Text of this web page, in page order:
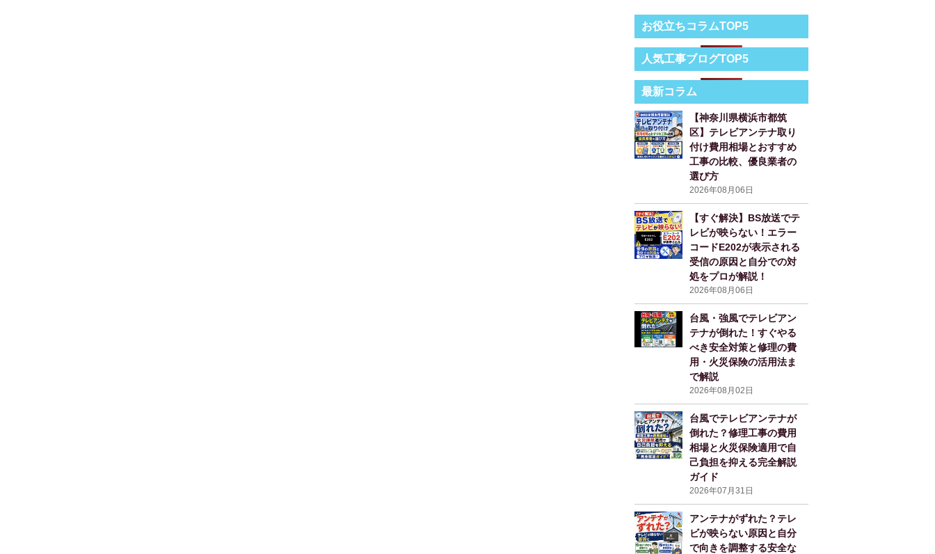
お役立ちコラムTOP5
人気工事ブログTOP5
最新コラム
【神奈川県横浜市都筑
区】テレビアンテナ取り
付け費用相場とおすすめ
工事の比較、優良業者の
選び方
2026年08月06日
【すぐ解決】BS放送でテ
レビが映らない！エラー
コードE202が表示される
受信の原因と自分での対
処をプロが解説！
2026年08月06日
台風・強風でテレビアン
テナが倒れた！すぐやる
べき安全対策と修理の費
用・火災保険の活用法ま
で解説
2026年08月02日
台風でテレビアンテナが
倒れた？修理工事の費用
相場と火災保険適用で自
己負担を抑える完全解説
ガイド
2026年07月31日
アンテナがずれた？テレ
ビが映らない原因と自分
で向きを調整する安全な